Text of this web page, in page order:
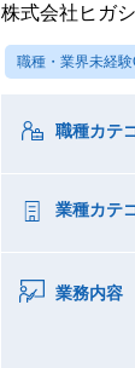
株式会社ヒガ
職種・業界未経験
職種カテ
業種カテ
業務内容